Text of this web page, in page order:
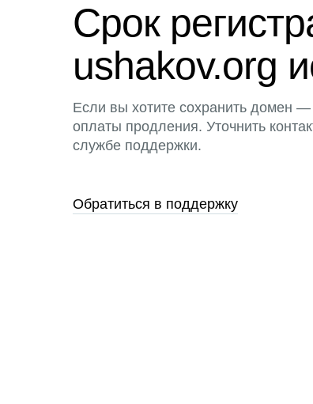
Срок
ushakov.org
Если вы хотите сохранить домен —
оплаты продления. Уточнить
службе поддержки.
Обратиться в поддержку